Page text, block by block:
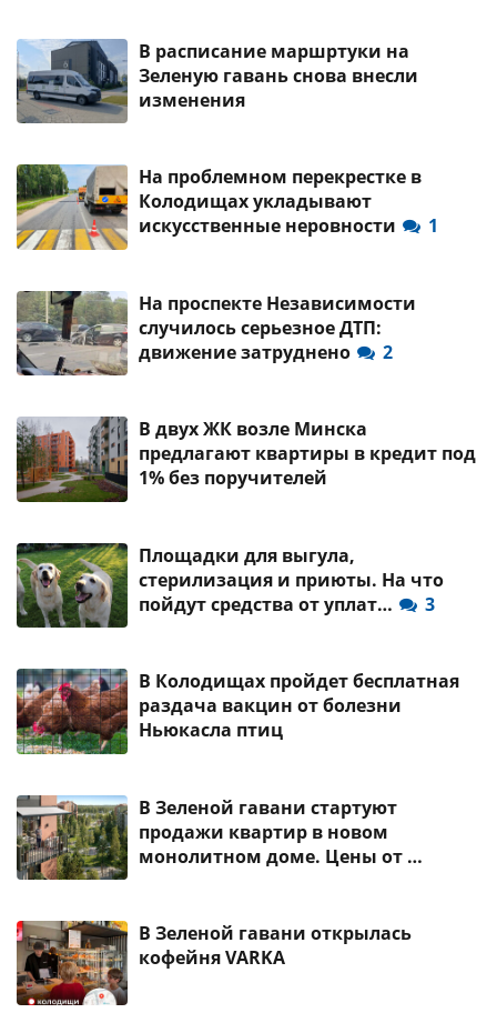
В расписание маршртуки на
Зеленую гавань снова внесли
изменения
На проблемном перекрестке в
Колодищах укладывают
искусственные неровности
1
На проспекте Независимости
случилось серьезное ДТП:
движение затруднено
2
В двух ЖК возле Минска
предлагают квартиры в кредит под
1% без поручителей
Площадки для выгула,
стерилизация и приюты. На что
пойдут средства от уплат…
3
В Колодищах пройдет бесплатная
раздача вакцин от болезни
Ньюкасла птиц
В Зеленой гавани стартуют
продажи квартир в новом
монолитном доме. Цены от …
В Зеленой гавани открылась
кофейня VARKA